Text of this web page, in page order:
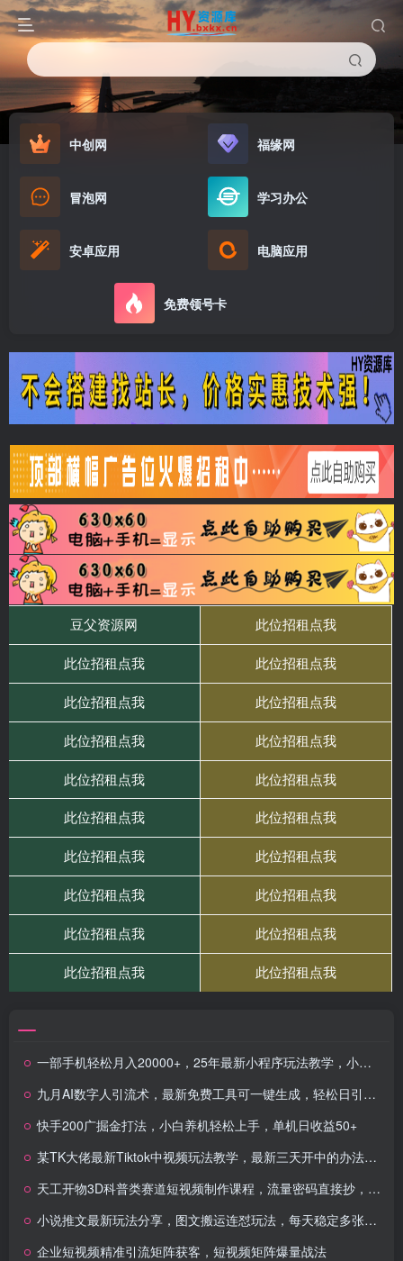
中创网 福缘网
冒泡网 学习办公
安卓应用 电脑应用
免费领号卡
一部手机轻松月入20000+，25年最新小程序玩法教学，小白轻松上手
九月AI数字人引流术，最新免费工具可一键生成，轻松日引300+创业粉变现…
快手200广掘金打法，小白养机轻松上手，单机日收益50+
某TK大佬最新Tiktok中视频玩法教学，最新三天开中的办法+过中后搬运方法+搬运起号等
天工开物3D科普类赛道短视频制作课程，流量密码直接抄，从选题到剪辑全套保姆级教学
小说推文最新玩法分享，图文搬运连怼玩法，每天稳定多张收益
企业短视频精准引流矩阵获客，短视频矩阵爆量战法